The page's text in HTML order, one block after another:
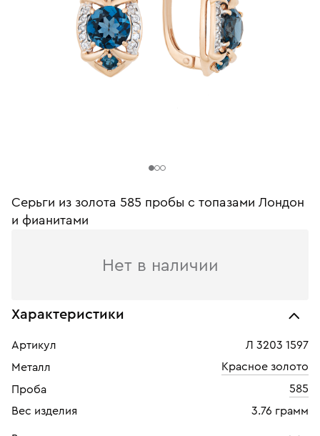
Серьги из золота 585 пробы c топазами Лондон
и фианитами
Нет в наличии
Характеристики
Артикул
Л 3203 1597
Металл
Красное золото
Проба
585
Вес изделия
3.76 грамм